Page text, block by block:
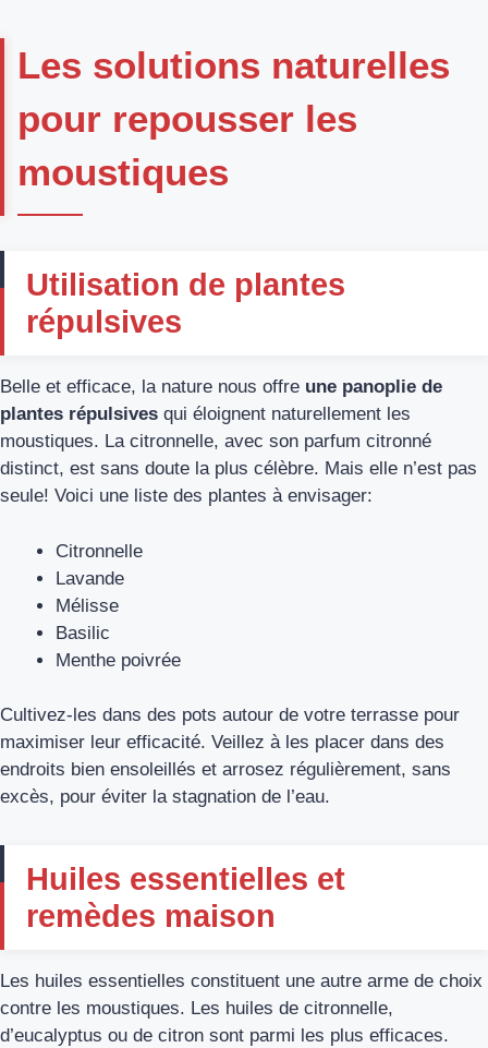
Les solutions naturelles
pour repousser les
moustiques
Utilisation de plantes
répulsives
Belle et efficace, la nature nous offre une panoplie de
plantes répulsives qui éloignent naturellement les
moustiques. La citronnelle, avec son parfum citronné
distinct, est sans doute la plus célèbre. Mais elle n’est pas
seule! Voici une liste des plantes à envisager:
Citronnelle
Lavande
Mélisse
Basilic
Menthe poivrée
Cultivez-les dans des pots autour de votre terrasse pour
maximiser leur efficacité. Veillez à les placer dans des
endroits bien ensoleillés et arrosez régulièrement, sans
excès, pour éviter la stagnation de l’eau.
Huiles essentielles et
remèdes maison
Les huiles essentielles constituent une autre arme de choix
contre les moustiques. Les huiles de citronnelle,
d’eucalyptus ou de citron sont parmi les plus efficaces.